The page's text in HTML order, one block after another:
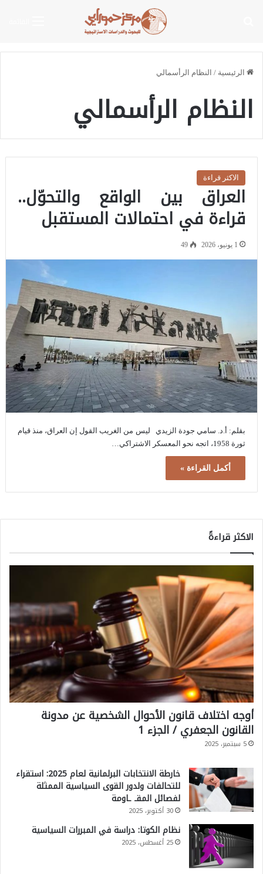
الرئيسية / النظام الرأسمالي
النظام الرأسمالي
الاكثر قراءة
العراق بين الواقع والتحوّل..
قراءة في احتمالات المستقبل
1 يونيو، 2026 49
بقلم: أ.د. سامي جودة الزيدي ليس من الغريب القول إن العراق، منذ قيام
ثورة 1958، اتجه نحو المعسكر الاشتراكي…
أكمل القراءة »
الاكثر قراءةً
أوجه اختلاف قانون الأحوال الشخصية عن مدونة
القانون الجعفري / الجزء 1
5 سبتمبر، 2025
خارطة الانتخابات البرلمانية لعام 2025: استقراء
للتحالفات ولدور القوى السياسية الممثلة
لفصائل المقـ ـاومة
30 أكتوبر، 2025
نظام الكوتا: دراسة في المبررات السياسية
25 أغسطس، 2025